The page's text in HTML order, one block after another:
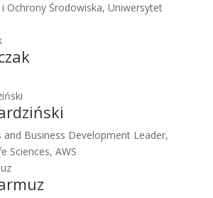
i Ochrony Środowiska, Uniwersytet
and Business Development Leader,
Sciences, AWS